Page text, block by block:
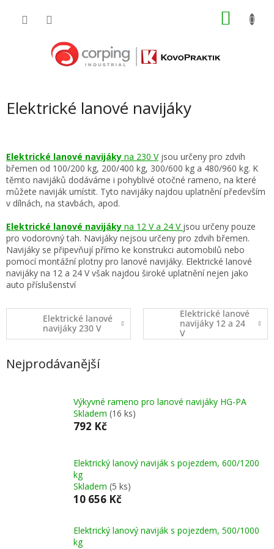
Elektrické lanové navijáky
Elektrické lanové navijáky na 230 Vjsou určeny pro zdvih
břemen od 100/200 kg, 200/400 kg, 300/600 kg a 480/960 kg. K
těmto navijáků dodáváme i pohyblivé otočné rameno, na které
můžete naviják umístit. Tyto navijáky najdou uplatnění především
v dílnách, na stavbách, apod.
Elektrické lanové navijáky na 12 V a 24 V jsou určeny pouze
pro vodorovný tah. Navijáky nejsou určeny pro zdvih břemen.
Navijáky se připevňují přímo ke konstrukci automobilů nebo
pomocí montážní plotny pro lanové navijáky. Elektrické lanové
navijáky na 12 a 24 V však najdou široké uplatnění nejen jako
auto příslušenství
Elektrické lanové
navijáky 230 V
Elektrické lanové
navijáky 12 a 24
V
Nejprodávanější
Výkyvné rameno pro lanové navijáky HG-PA
Skladem (16 ks)
792 Kč
Elektrický lanový naviják s pojezdem, 600/1200
kg
Skladem (5 ks)
10 656 Kč
Elektrický lanový naviják s pojezdem, 500/1000
kg